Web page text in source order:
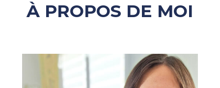
À PROPOS DE MOI